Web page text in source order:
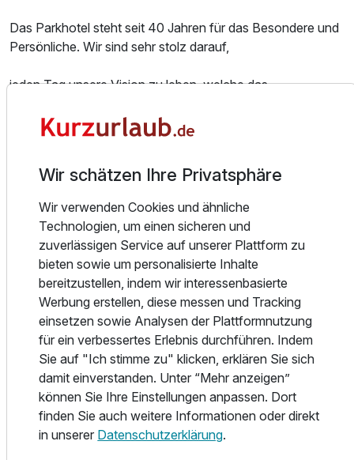
2 Erwachsene
Das Parkhotel steht seit 40 Jahren für das Besondere und
Persönliche. Wir sind sehr stolz darauf,
jeden Tag unsere Vision zu leben, welche das
Mitarbeiter in den Mittelpunkt unseres Wirkens stellt.
Ausgezeichnete Gastgeber, die täglich ihre
beweisen, 103 individuelle Zimmer und Suiten, erstklassige
Restaurants & Bars, handgemachte Tagungen und Feste
sowie ein zauberhafter Privatgarten erwarten Sie.
Ihre persönliche Wohlfühlsphäre.
Unsere 103 komfortablen Hotelzimmer und exklusiven
Suiten sind wahre Komfortzonen und
vereinen ein gelungenes Zusammenspiel aus behaglichem
Ambiente und zeitlosem Design. Der Blick geht aus vielen
Zimmern entweder in den Privatgarten des Hotels oder auf
die Dachgärten und verspricht Erholung sowie einen
ruhigen Schlaf.
Wir schätzen Ihre Privatsphäre
Wir verwenden Cookies und ähnliche
Technologien, um einen sicheren und
zuverlässigen Service auf unserer Plattform zu
bieten sowie um personalisierte Inhalte
bereitzustellen, indem wir interessenbasierte
Werbung erstellen, diese messen und Tracking
einsetzen sowie Analysen der Plattformnutzung
für ein verbessertes Erlebnis durchführen. Indem
Sie auf "Ich stimme zu" klicken, erklären Sie sich
damit einverstanden. Unter “Mehr anzeigen”
können Sie Ihre Einstellungen anpassen. Dort
finden Sie auch weitere Informationen oder direkt
in unserer Datenschutzerklärung.